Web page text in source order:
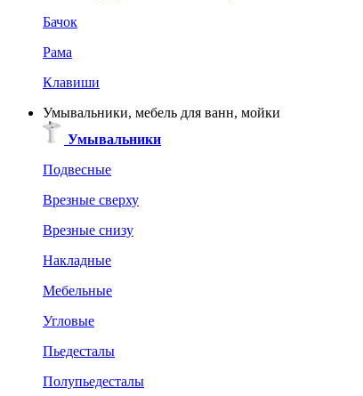
Бачок
Рама
Клавиши
Умывальники, мебель для ванн, мойки
Умывальники
Подвесные
Врезные сверху
Врезные снизу
Накладные
Мебельные
Угловые
Пьедесталы
Полупьедесталы